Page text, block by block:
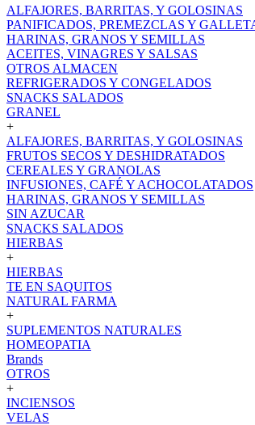
ALFAJORES, BARRITAS, Y GOLOSINAS
PANIFICADOS, PREMEZCLAS Y
HARINAS, GRANOS Y SEMILLAS
ACEITES, VINAGRES Y SALSAS
OTROS ALMACEN
REFRIGERADOS Y CONGELADOS
SNACKS SALADOS
GRANEL
+
ALFAJORES, BARRITAS, Y GOLOSINAS
FRUTOS SECOS Y DESHIDRATADOS
CEREALES Y GRANOLAS
INFUSIONES, CAFÉ Y ACHOCOLATADOS
HARINAS, GRANOS Y SEMILLAS
SIN AZUCAR
SNACKS SALADOS
HIERBAS
+
HIERBAS
TE EN SAQUITOS
NATURAL FARMA
+
SUPLEMENTOS NATURALES
HOMEOPATIA
Brands
OTROS
+
INCIENSOS
VELAS